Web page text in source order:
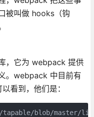
被叫做 hooks（钩
，它为 webpack 提供
。webpack 中目前有
看到，他们是：
tapable/blob/master/